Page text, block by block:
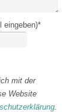
eingeben)*
mit der
Website
.